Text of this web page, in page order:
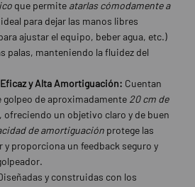
que permite atarlas cómodamente a
para dejar las manos libres
ajustar el equipo, beber agua, etc.)
palas, manteniendo la fluidez del
y Alta Amortiguación: Cuentan
de aproximadamente 20 cm de
, ofreciendo un objetivo claro y de buen
de amortiguación protege las
y proporciona un feedback seguro y
y construidas con los